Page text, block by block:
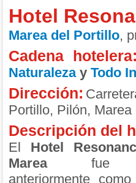
Hotel
Marea del Portillo,
Cadena
Naturalezay Todo
Dirección:
Portillo, Pilón, Marea
Descripción del
El Hotel
Mareafue
anteriormente